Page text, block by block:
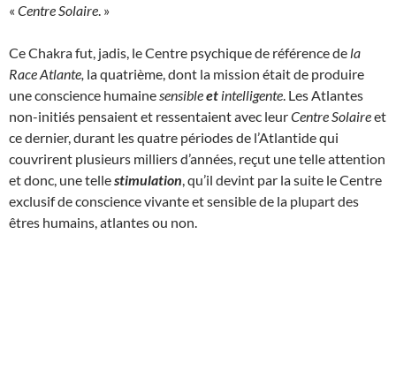
« Centre Solaire . »
Ce Chakra fut, jadis, le Centre psychique de référence de la
Race Atlante, la quatrième, dont la mission était de produire
une conscience humaine sensibleet intelligente . Les Atlantes
non-initiés pensaient et ressentaient avec leurCentre Solaireet
ce dernier, durant les quatre périodes de l’Atlantide qui
couvrirent plusieurs milliers d’années, reçut une telle attention
et donc, une tellestimulation , qu’il devint par la suite le Centre
exclusif de conscience vivante et sensible de la plupart des
êtres humains, atlantes ou non.